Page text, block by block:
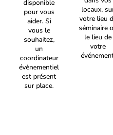
disponible
pour vous
aider. Si
vous le
souhaitez,
un
coordinateur
évènementiel
est présent
sur place.
locaux,
votre lieu
séminaire
le lieu de
votre